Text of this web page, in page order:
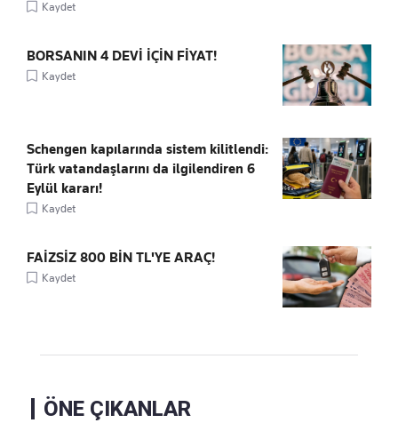
Kaydet
BORSANIN 4 DEVİ İÇİN FİYAT!
Kaydet
Schengen kapılarında sistem kilitlendi:
Türk vatandaşlarını da ilgilendiren 6
Eylül kararı!
Kaydet
FAİZSİZ 800 BİN TL'YE ARAÇ!
Kaydet
ÖNE ÇIKANLAR